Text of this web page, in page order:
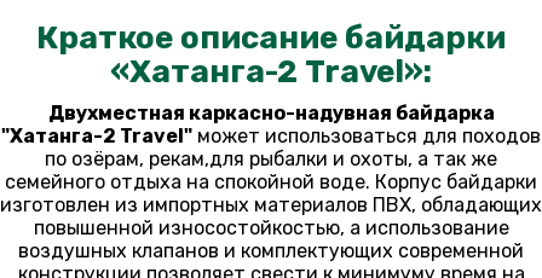
Краткое описание байдарки
«Хатанга-2 Travel»:
Двухместная каркасно-надувная байдарка
"Хатанга-2 Travel" может использоваться для походов
по озёрам, рекам,для рыбалки и охоты, а так же
семейного отдыха на спокойной воде. Корпус байдарки
изготовлен из импортных материалов ПВХ, обладающих
повышенной износостойкостью, а использование
воздушных клапанов и комплектующих современной